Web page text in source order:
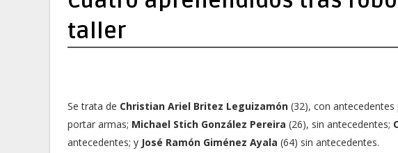
taller
Se trata de Christian Ariel Britez Leguizamón (32), con
portar armas; Michael Stich González Pereira (26), sin antecedentes;
antecedentes; y José Ramón Giménez Ayala (64) sin antecedentes.